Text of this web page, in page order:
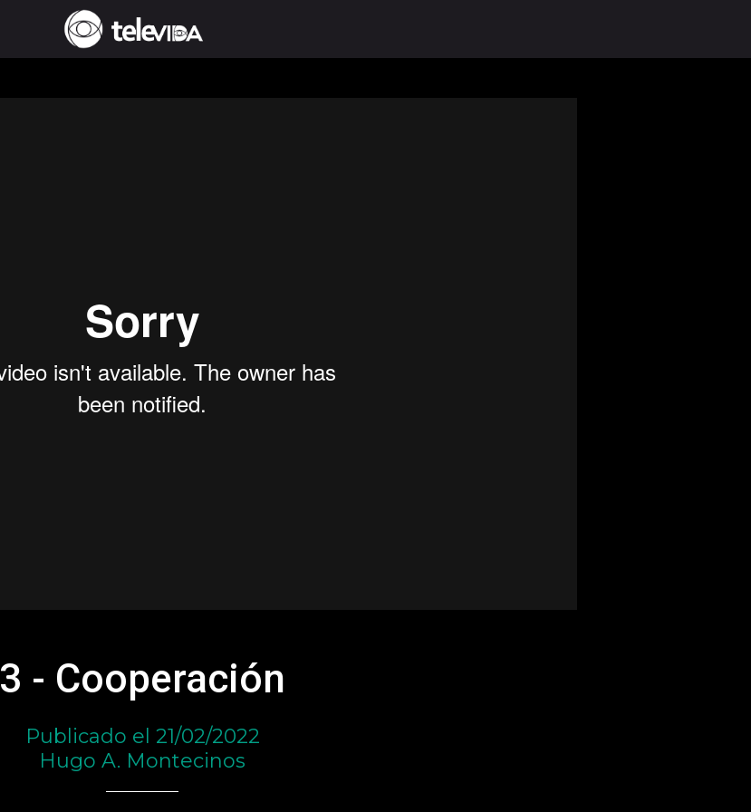
3 - Cooperación
Publicado el 21/02/2022
Hugo A. Montecinos